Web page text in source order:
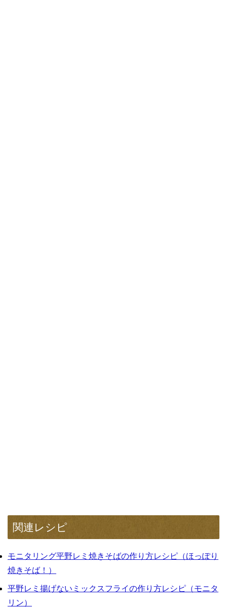
関連レシピ
モニタリング平野レミ焼きそばの作り方レシピ（ほっぽり
焼きそば！）
平野レミ揚げないミックスフライの作り方レシピ（モニタ
リン）